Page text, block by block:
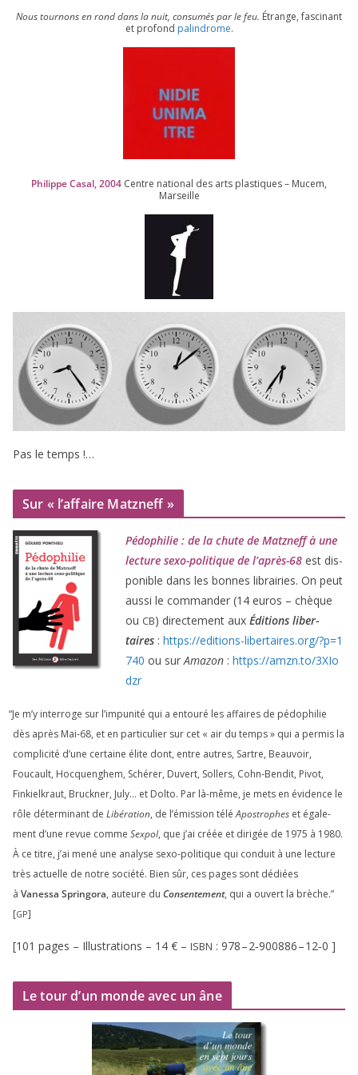
Nous tour­nons en rond dans la nuit, consu­més par le feu. Étrange, fas­ci­nant
et pro­fond palin­drome.
Philippe Casal,2004 Centre natio­nal des arts plas­tiques – Mucem,
Marseille
Pas le temps !…
Sur « l’affaire Matzneff »
Pédophilie : de la chute de Matzneff à une
lec­ture sexo-poli­tique de l’après-68 est dis­
po­nible dans les bonnes librai­ries. On peut
aus­si le com­man­der (14 euros – chèque
ou CB) direc­te­ment aux Éditions liber­
taires : https://​edi​tions​-liber​taires​.org/​?​p​=​1
740 ou surAmazon : https://​amzn​.to/​3​X​I​o​
dzr
“Je m’y inter­roge sur l’impunité qui a entou­ré les affaires de pédo­phi­lie
dès après Mai-68, et en par­ti­cu­lier sur cet « air du temps » qui a per­mis la
com­pli­ci­té d’une cer­taine élite dont, entre autres, Sartre, Beauvoir,
Foucault, Hocquenghem, Schérer, Duvert, Sollers, Cohn-Bendit, Pivot,
Finkielkraut, Bruckner, July… et Dolto. Par là-même, je mets en évi­dence le
rôle déter­mi­nant de Libération, de l’émission téléApostrophes et éga­le­
ment d’une revue comme Sexpol, que j’ai créée et diri­gée de 1975 à 1980.
À ce titre, j’ai mené une ana­lyse sexo-poli­tique qui conduit à une lec­ture
très actuelle de notre socié­té. Bien sûr, ces pages sont dédiées
à Vanessa Springora, auteure du Consentement, qui a ouvert la brèche.”
[GP]
[101 pages – Illustrations – 14 € – ISBN : 978–2‑900886–12‑0 ]
Le tour d’un monde avec un âne